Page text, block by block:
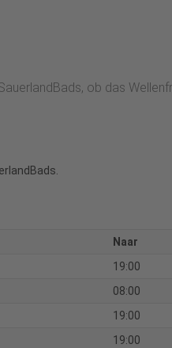
ob das
Naar
19:00
08:00
19:00
19:00